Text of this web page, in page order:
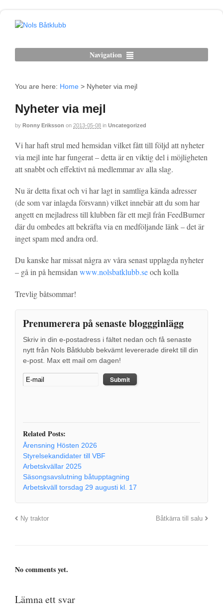
Navigation
You are here: Home > Nyheter via mejl
Nyheter via mejl
by Ronny Eriksson on 2013-05-08 in Uncategorized
Vi har haft strul med hemsidan vilket fått till följd att nyheter
via mejl inte har fungerat – detta är en viktig del i möjligheten
att snabbt och effektivt nå medlemmar av alla slag.
Nu är detta fixat och vi har lagt in samtliga kända adresser
(de som var inlagda försvann) vilket innebär att du som har
angett en mejladress till klubben får ett mejl från FeedBurner
där du ombedes att bekräfta via en medföljande länk – det är
inget spam med andra ord.
Du kanske har missat några av våra senast upplagda nyheter
– gå in på hemsidanwww.nolsbatklubb.seoch kolla
Trevlig båtsommar!
Prenumerera på senaste bloggginlägg
Skriv in din e-postadress i fältet nedan och få senaste
nytt från Nols Båtklubb bekvämt levererade direkt till din
e-post. Max ett mail om dagen!
Related Posts:
Årensning Hösten 2026
Styrelsekandidater till VBF
Arbetskvällar 2025
Säsongsavslutning båtupptagning
Arbetskväll torsdag 29 augusti kl. 17
Ny traktor Båtkärra till salu
No comments yet.
Lämna ett svar